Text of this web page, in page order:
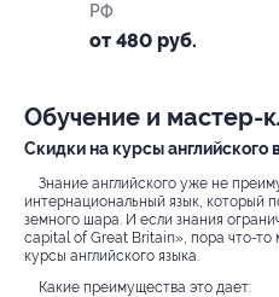
РФ
от 480 руб.
Обучение и мастер-
Скидки на курсы английского
Знание английского уже не
интернациональный язык, который
земного шара. И если знания
capital of Great Britain», пора что-то
курсы английского языка.
Какие преимущества это дает: